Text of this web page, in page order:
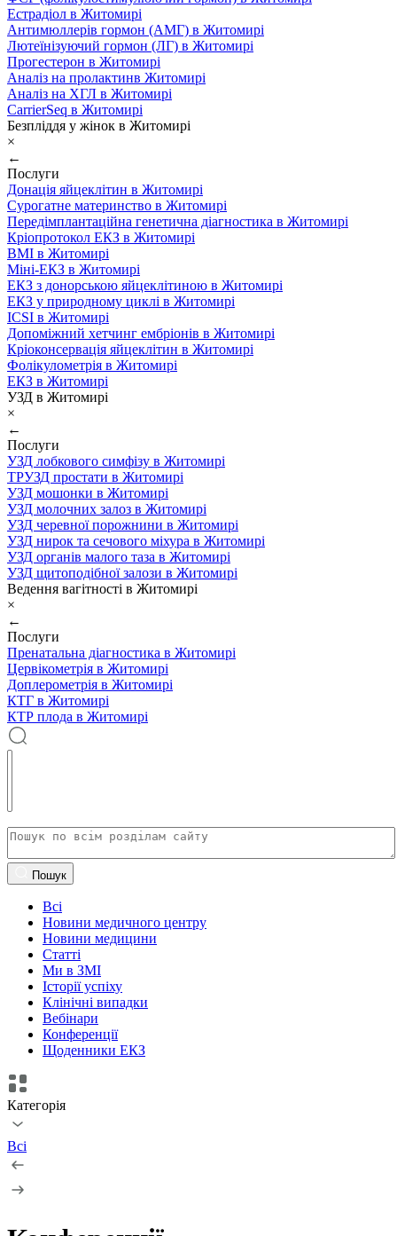
Естрадіол в Житомирі
Антимюллерів гормон (АМГ) в Житомирі
Лютеїнізуючий гормон (ЛГ) в Житомирі
Прогестерон в Житомирі
Аналіз на пролактинв Житомирі
Аналіз на ХГЛ в Житомирі
CarrierSeq в Житомирі
Безпліддя у жінок в Житомирі
×
←
Послуги
Донація яйцеклітин в Житомирі
Сурогатне материнство в Житомирі
Передімплантаційна генетична діагностика в Житомирі
Кріопротокол ЕКЗ в Житомирі
ВМІ в Житомирі
Міні-ЕКЗ в Житомирі
ЕКЗ з донорською яйцеклітиною в Житомирі
ЕКЗ у природному циклі в Житомирі
ICSI в Житомирі
Допоміжний хетчинг ембріонів в Житомирі
Кріоконсервація яйцеклітин в Житомирі
Фолікулометрія в Житомирі
ЕКЗ в Житомирі
УЗД в Житомирі
×
←
Послуги
УЗД лобкового симфізу в Житомирі
ТРУЗД простати в Житомирі
УЗД мошонки в Житомирі
УЗД молочних залоз в Житомирі
УЗД черевної порожнини в Житомирі
УЗД нирок та сечового міхура в Житомирі
УЗД органів малого таза в Житомирі
УЗД щитоподібної залози в Житомирі
Ведення вагітності в Житомирі
×
←
Послуги
Пренатальна діагностика в Житомирі
Цервікометрія в Житомирі
Доплерометрія в Житомирі
КТГ в Житомирі
КТР плода в Житомирі
Пошук
Всі
Новини медичного центру
Новини медицини
Статті
Ми в ЗМІ
Історії успіху
Клінічні випадки
Вебінари
Конференції
Щоденники ЕКЗ
Категорія
Всі